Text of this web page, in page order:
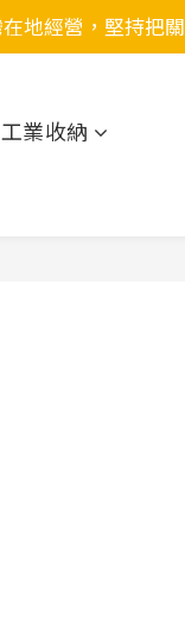
地經營，堅持把
業收納